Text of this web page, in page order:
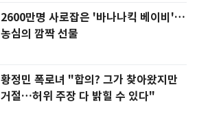
2600만명 사로잡은 '바나나킥 베이비'…
농심의 깜짝 선물
황정민 폭로녀 "합의? 그가 찾아왔지만
거절…허위 주장 다 밝힐 수 있다"